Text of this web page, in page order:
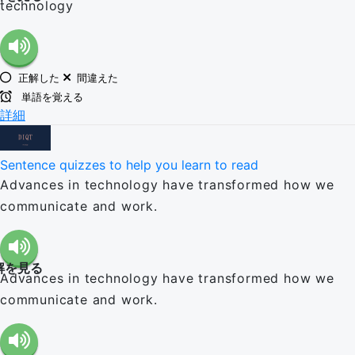
technology
正解した
間違えた
単語を覚える
詳細
Sentence quizzes to help you learn to read
Advances in technology have transformed how we
communicate and work.
を見る
Advances in technology have transformed how we
communicate and work.